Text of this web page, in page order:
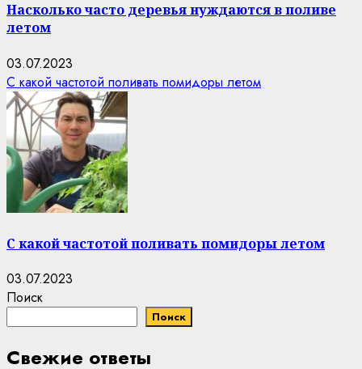
Насколько часто деревья нуждаются в поливе
летом
03.07.2023
С какой частотой поливать помидоры летом
С какой частотой поливать помидоры летом
03.07.2023
Поиск
Поиск
Свежие ответы